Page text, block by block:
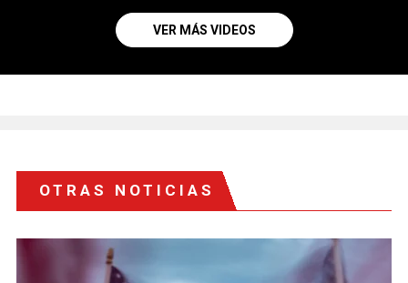
VER MÁS VIDEOS
OTRAS NOTICIAS